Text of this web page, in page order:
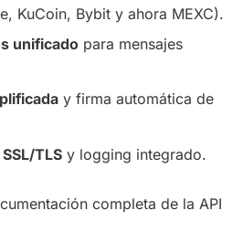
KuCoin, Bybit y ahora MEXC).
unificado para mensajes
y firma automática de
TLS y logging integrado.
completa de la API